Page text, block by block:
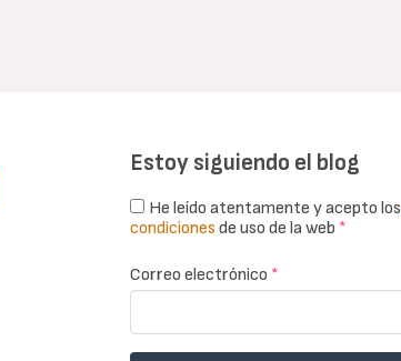
Estoy siguiendo el blog
He leído atentamente y acepto los
condiciones de uso de la web *
Correo electrónico *